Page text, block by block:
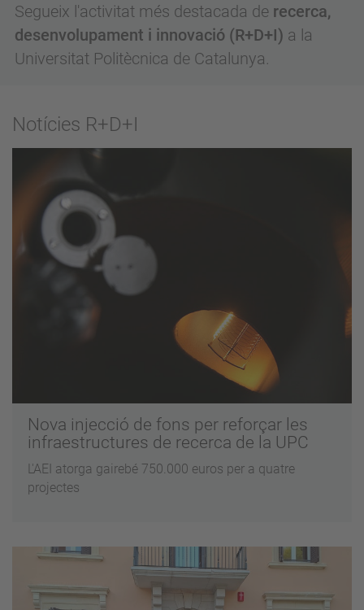
Segueix l'activitat més destacada de recerca,
desenvolupament i innovació (R+D+I) a la
Universitat Politècnica de Catalunya.
Notícies R+D+I
Nova injecció de fons per reforçar les
infraestructures de recerca de la UPC
L'AEI atorga gairebé 750.000 euros per a quatre
projectes